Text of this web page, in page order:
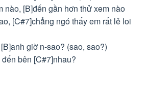
nào, [B]đến gần hơn thử xem nào
[C#7]chẳng ngó thấy em rất lẻ loi
giờ n-sao? (sao, sao?)
bên [C#7]nhau?